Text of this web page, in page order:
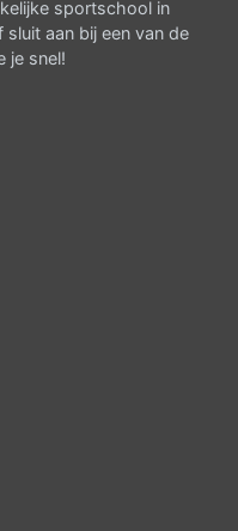
sportschool in
aan bij een van de
je snel!